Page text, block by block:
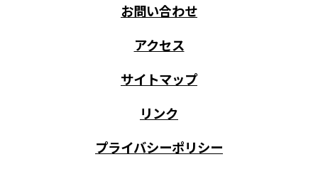
お問い合わせ
アクセス
サイトマップ
リンク
プライバシーポリシー